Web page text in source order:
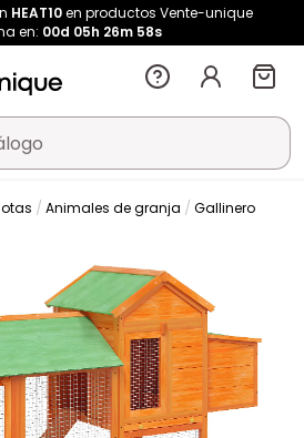
HEAT10en productos Vente-unique
en: 00d 05h 26m 57s
Animales de granja Gallinero